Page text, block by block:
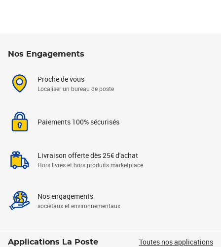
Nos Engagements
Proche de vous
Localiser un bureau de poste
Paiements 100% sécurisés
Livraison offerte dès 25€ d'achat
Hors livres et hors produits marketplace
Nos engagements
sociétaux et environnementaux
Applications La Poste Toutes nos applications